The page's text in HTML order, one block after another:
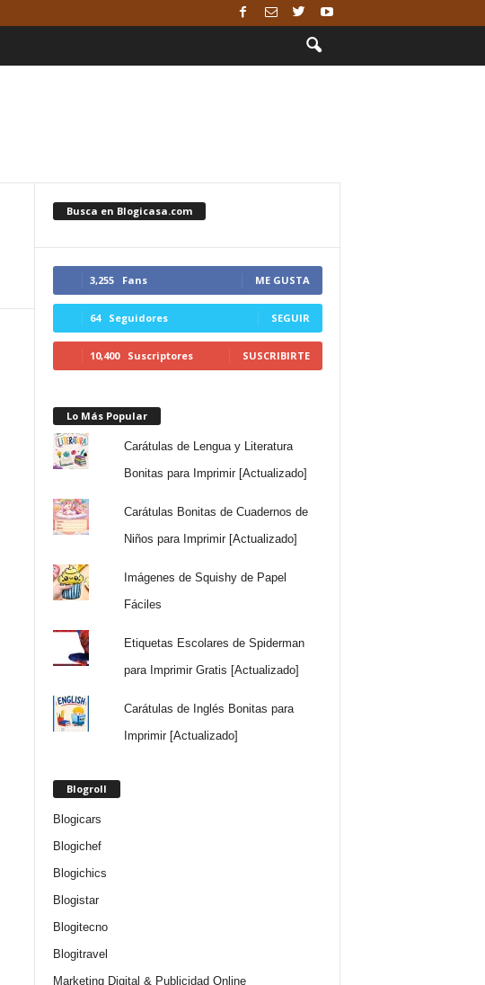
Busca en Blogicasa.com
3,255 Fans ME GUSTA
64 Seguidores SEGUIR
10,400 Suscriptores SUSCRIBIRTE
Lo Más Popular
Carátulas de Lengua y Literatura
Bonitas para Imprimir [Actualizado]
Carátulas Bonitas de Cuadernos de
Niños para Imprimir [Actualizado]
Imágenes de Squishy de Papel
Fáciles
Etiquetas Escolares de Spiderman
para Imprimir Gratis [Actualizado]
Carátulas de Inglés Bonitas para
Imprimir [Actualizado]
Blogroll
Blogicars
Blogichef
Blogichics
Blogistar
Blogitecno
Blogitravel
Marketing Digital & Publicidad Online